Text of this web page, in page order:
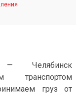
— Челябинск
транспортом
груз от